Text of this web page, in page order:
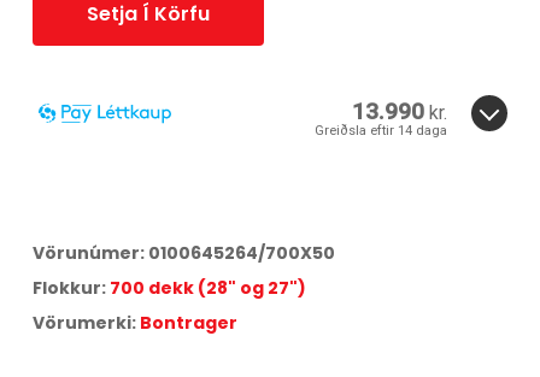
Setja Í Körfu
13.990 kr.
Greiðsla eftir 14 daga
Vörunúmer: 0100645264/700X50
Flokkur: 700 dekk (28" og 27")
Vörumerki: Bontrager